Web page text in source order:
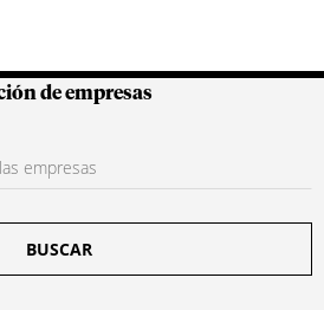
Colombianas
de empresas
BUSCAR